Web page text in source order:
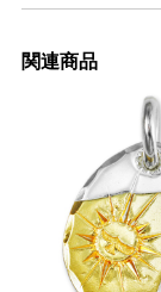
関連商品